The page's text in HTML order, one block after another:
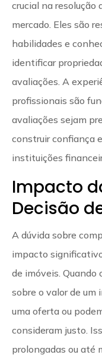
crucial na resolução
mercado. Eles são
habilidades e
identificar
avaliações. A
profissionais são
avaliações sejam
construir confiança
instituições
Impacto
Decisão
A dúvida sobre
impacto
de imóveis. Quando
sobre o valor de um
uma oferta ou
consideram justo.
prolongadas ou até